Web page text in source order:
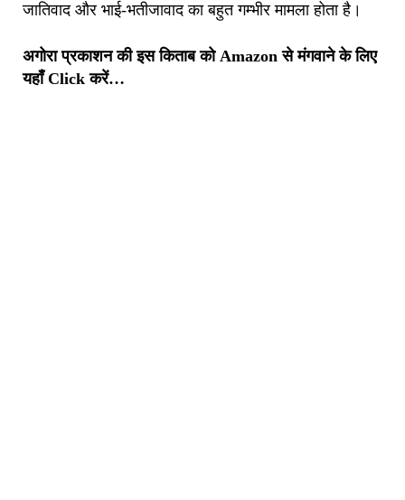
जातिवाद और भाई-भतीजावाद का बहुत गम्भीर मामला होता है।
अगोरा प्रकाशन की इस किताब को Amazon से मंगवाने के लिए
यहाँ Click करें…